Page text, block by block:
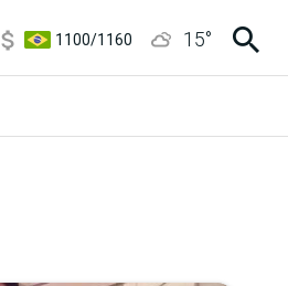
1100/1160
15°